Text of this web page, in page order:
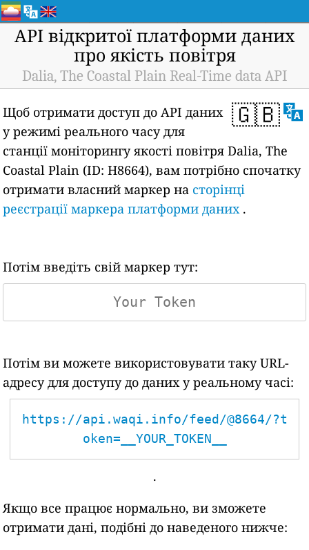
API відкритої платформи даних
про якість повітря
Dalia, The Coastal Plain Real-Time data API
🇬🇧
Щоб отримати доступ до API даних
у режимі реального часу для
станції моніторингу якості повітря Dalia, The
Coastal Plain (ID: H8664), вам потрібно спочатку
отримати власний маркер на сторінці
реєстрації маркера платформи даних.
Потім введіть свій маркер тут:
Потім ви можете використовувати таку URL-
адресу для доступу до даних у реальному часі:
https://api.waqi.info/feed/@8664/?t
oken=__YOUR_TOKEN__
.
Якщо все працює нормально, ви зможете
отримати дані, подібні до наведеного нижче: